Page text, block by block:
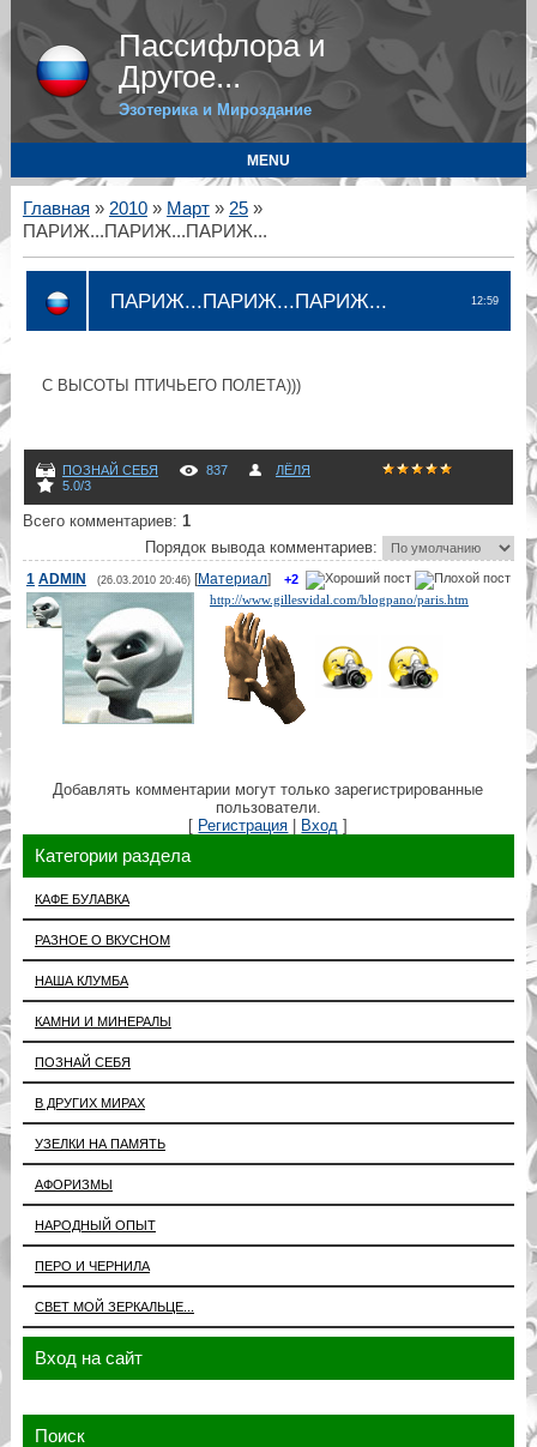
Пассифлора и
Другое...
Эзотерика и Мироздание
MENU
Главная » 2010 » Март » 25»
ПАРИЖ...ПАРИЖ...ПАРИЖ...
12:59
ПАРИЖ...ПАРИЖ...ПАРИЖ...
С ВЫСОТЫ ПТИЧЬЕГО ПОЛЕТА)))
ПОЗНАЙ СЕБЯ 837
ЛЁЛЯ
5.0/3
Всего комментариев: 1
Порядок вывода комментариев:
+2
1 ADMIN (26.03.2010 20:46)[Материал]
http://www.gillesvidal.com/blogpano/paris.htm
Добавлять комментарии могут только зарегистрированные
пользователи.
[ Регистрация | Вход ]
Категории раздела
КАФЕ БУЛАВКА
РАЗНОЕ О ВКУСНОМ
НАША КЛУМБА
КАМНИ И МИНЕРАЛЫ
ПОЗНАЙ СЕБЯ
В ДРУГИХ МИРАХ
УЗЕЛКИ НА ПАМЯТЬ
АФОРИЗМЫ
НАРОДНЫЙ ОПЫТ
ПЕРО И ЧЕРНИЛА
СВЕТ МОЙ ЗЕРКАЛЬЦЕ...
Вход на сайт
Поиск